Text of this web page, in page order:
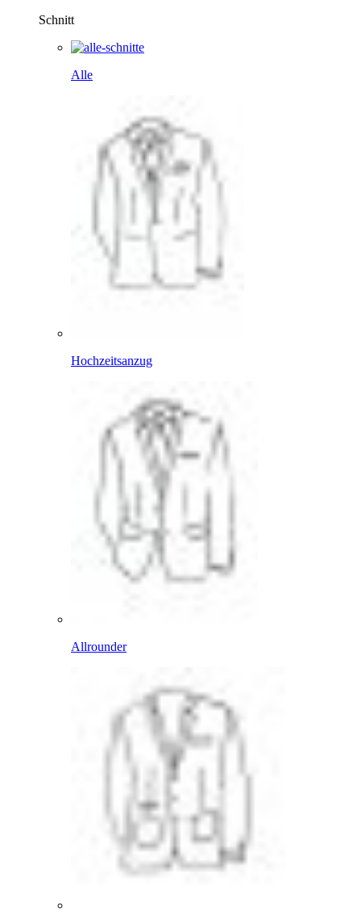
Schnitt
Alle
Hochzeitsanzug
Allrounder